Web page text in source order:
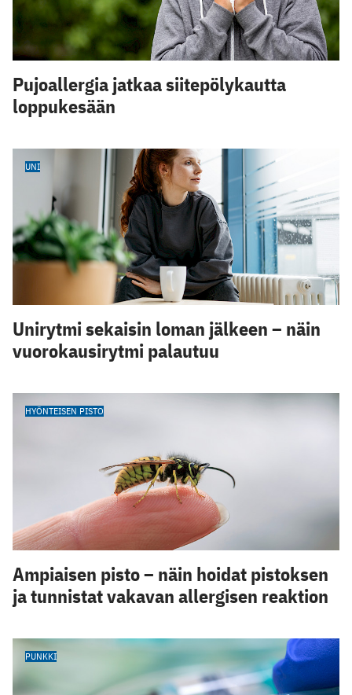
Pujoallergia jatkaa siitepölykautta
loppukesään
UNI
Unirytmi sekaisin loman jälkeen – näin
vuorokausirytmi palautuu
HYÖNTEISEN PISTO
Ampiaisen pisto – näin hoidat pistoksen
ja tunnistat vakavan allergisen reaktion
PUNKKI